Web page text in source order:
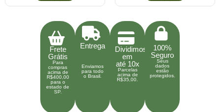
Frete
Grátis
Para
compras
acima de
R$400,00
para o
estado de
SP.
Entrega
Enviamos
para todo
o Brasil.
Dividimos
em
até 10x
Parcelas
acima de
R$35,00.
100%
Seguro
Seus
dados
estão
protegidos.